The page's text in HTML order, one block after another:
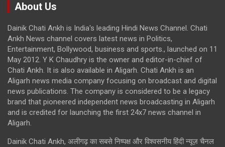
About Us
Dainik Chati Ankh is India's leading Hindi News Channel. Chati
Ankh News channel covers latest news in Politics,
Entertainment, Bollywood, business and sports., launched on 11
May 2012. Y K Chaudhry is the owner and editor-in-chief of
Chati Ankh. It is also available in Aligarh. Chati Ankh is an
Aligarh news media company focusing on broadcast and digital
news publications. The company is considered to be a legacy
brand that pioneered independent news broadcasting in Aligarh
and is credited for launching the first 24x7 news channel in
Aligarh.
Dainik Chati Ankh, अलीगढ़ का सबसे निष्पक्ष और विश्वसनीय हिंदी न्यूज़ चैनल